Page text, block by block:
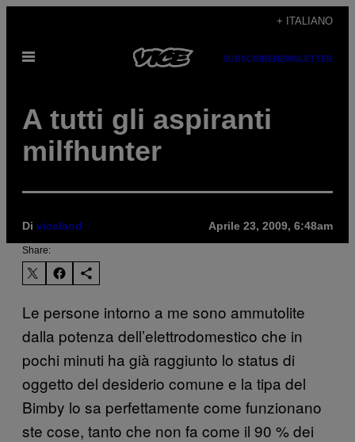
contenuto
+ ITALIANO
Apri
SUBSCRIBENEWSLETTER
A tutti gli aspiranti
milfhunter
Di viceland Aprile 23, 2009, 6:48am
Share:
Le persone intorno a me sono ammutolite
dalla potenza dell’elettrodomestico che in
pochi minuti ha già raggiunto lo status di
oggetto del desiderio comune e la tipa del
Bimby lo sa perfettamente come funzionano
ste cose, tanto che non fa come il 90 % dei